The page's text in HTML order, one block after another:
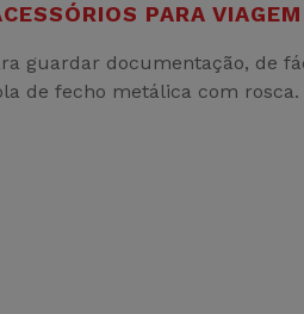
PARA VIAGEM
guardar documentação, de
de fecho metálica com rosca.